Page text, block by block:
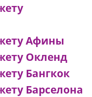
Афины
Окленд
Бангкок
Барселона